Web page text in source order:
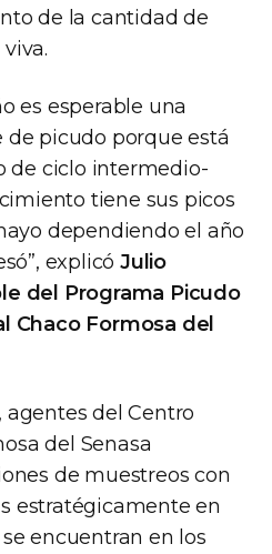
de la cantidad de
es esperable una
picudo porque está
de ciclo intermedio-
tiene sus picos
dependiendo el año
explicó Julio
del Programa Picudo
Chaco Formosa del
del Centro
del Senasa
de muestreos con
estratégicamente en
encuentran en los